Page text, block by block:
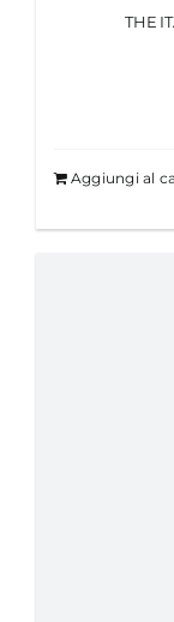
THE
Aggiungi al